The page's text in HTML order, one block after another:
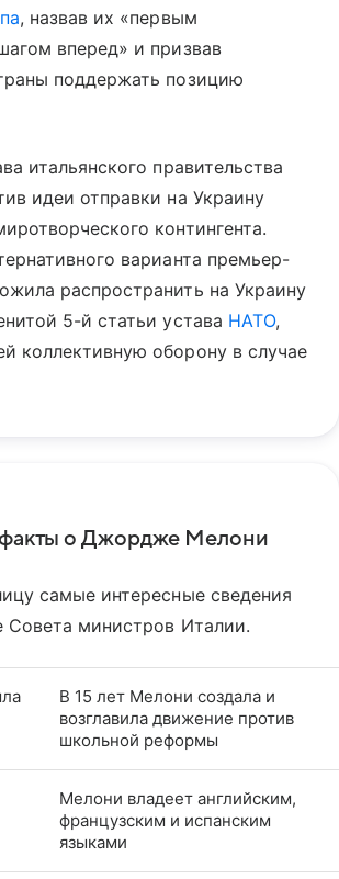
, назвав их «первым
вперед» и призвав
поддержать позицию
итальянского правительства
идеи отправки на Украину
контингента.
варианта премьер-
распространить на Украину
5-й статьи устава НАТО,
коллективную оборону в случае
о Джордже Мелони
самые интересные сведения
Совета министров Италии.
В 15 лет Мелони создала и
возглавила движение против
школьной реформы
Мелони владеет английским,
французским и испанским
языками